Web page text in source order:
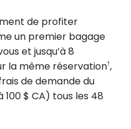
de profiter
un premier bagage
et jusqu’à 8
la même réservation†,
de demande du
100 $ CA) tous les 48